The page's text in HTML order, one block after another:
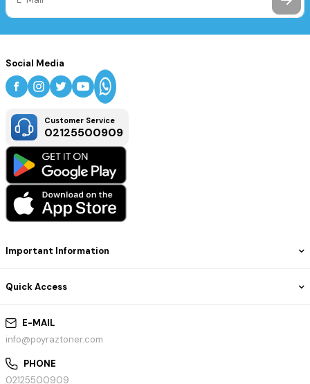
E-MAIL
info@poyraztoner.com
PHONE
02125500909
Important Information
Quick Access
Social Media
Customer Service
02125500909